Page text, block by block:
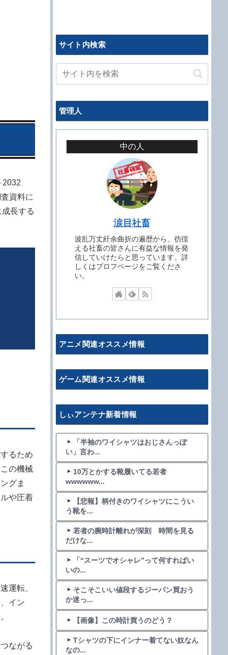
2032
資料に
長する
るため
の機械
グま
や圧着
運転、
イン
ながる
サイト内検索
管理人
中の人
涙目社畜
波乱万丈紆余曲折の遍歴から、彷徨
える社畜の皆さんに有益な情報を発
信していけたらと思っています。詳
しくはプロフページをご覧くださ
い。
アニメ関連オススメ情報
ゲーム関連オススメ情報
しぃアンテナ新着情報
「半袖のワイシャツはおじさんっぽ
い」言わ...
10万とかする靴履いてる若者
wwwwww...
【悲報】柄付きのワイシャツにこうい
う靴を...
若者の腕時計離れが深刻 時間を見る
だけな...
「“スーツでオシャレ”って何すればい
いの...
そこそこいい値段するジーパン買おう
か迷っ...
【画像】この時計買うのどう？
Tシャツの下にインナー着てない奴なん
なの...